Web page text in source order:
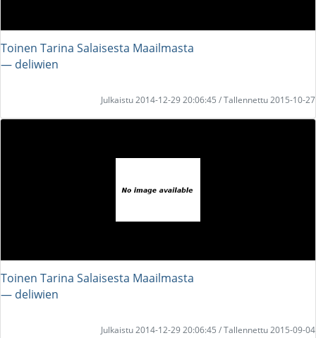
Toinen Tarina Salaisesta Maailmasta
― deliwien
Julkaistu 2014-12-29 20:06:45 / Tallennettu 2015-10-27
Toinen Tarina Salaisesta Maailmasta
― deliwien
Julkaistu 2014-12-29 20:06:45 / Tallennettu 2015-09-04